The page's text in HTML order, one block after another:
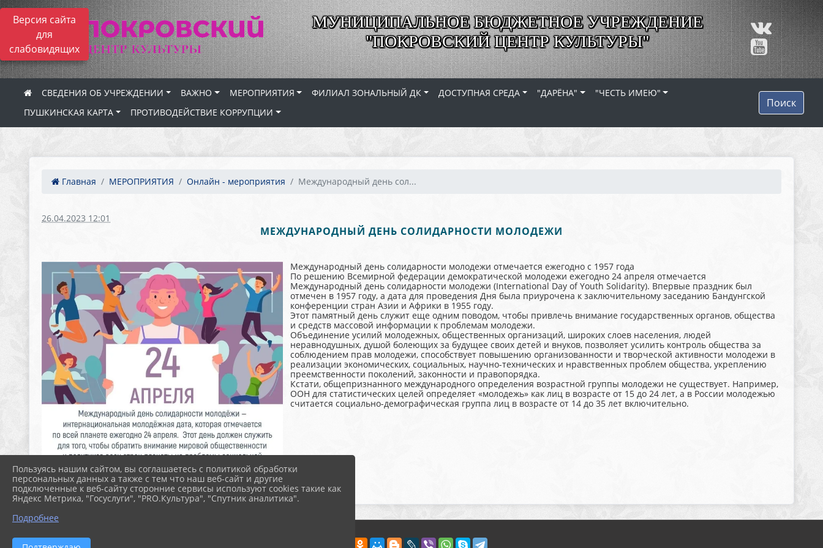
Версия сайта
для
слабовидящих
МУНИЦИПАЛЬНОЕ БЮДЖЕТНОЕ УЧРЕЖДЕНИЕ
"ПОКРОВСКИЙ ЦЕНТР КУЛЬТУРЫ"
СВЕДЕНИЯ ОБ УЧРЕЖДЕНИИ ВАЖНО МЕРОПРИЯТИЯ ФИЛИАЛ ЗОНАЛЬНЫЙ ДК ДОСТУПНАЯ СРЕДА "ДАРЁНА"
"ЧЕСТЬ ИМЕЮ"
ПУШКИНСКАЯ КАРТА
ПРОТИВОДЕЙСТВИЕ КОРРУПЦИИ
Поиск
Главная МЕРОПРИЯТИЯ Онлайн - мероприятия Международный день сол...
26.04.2023 12:01
МЕЖДУНАРОДНЫЙ ДЕНЬ СОЛИДАРНОСТИ МОЛОДЕЖИ
Международный день солидарности молодежи отмечается ежегодно с 1957 года
По решению Всемирной федерации демократической молодежи ежегодно 24 апреля отмечается
Международный день солидарности молодежи (International Day of Youth Solidarity). Впервые праздник был
отмечен в 1957 году, а дата для проведения Дня была приурочена к заключительному заседанию Бандунгской
конференции стран Азии и Африки в 1955 году.
Этот памятный день служит еще одним поводом, чтобы привлечь внимание государственных органов, общества
и средств массовой информации к проблемам молодежи.
Объединение усилий молодежных, общественных организаций, широких слоев населения, людей
неравнодушных, душой болеющих за будущее своих детей и внуков, позволяет усилить контроль общества за
соблюдением прав молодежи, способствует повышению организованности и творческой активности молодежи в
реализации экономических, социальных, научно-технических и нравственных проблем общества, укреплению
преемственности поколений, законности и правопорядка.
Кстати, общепризнанного международного определения возрастной группы молодежи не существует. Например,
ООН для статистических целей определяет «молодежь» как лиц в возрасте от 15 до 24 лет, а в России молодежью
считается социально-демографическая группа лиц в возрасте от 14 до 35 лет включительно.
Пользуясь нашим сайтом, вы соглашаетесь с политикой обработки
персональных данных а также с тем что наш веб-сайт и другие
подключенные к веб-сайту сторонние сервисы используют cookies такие как
Яндекс Метрика, "Госуслуги", "PRO.Культура", "Спутник аналитика".
Подробнее